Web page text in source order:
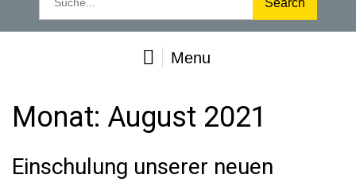
o
r
Menu
Monat: August 2021
Einschulung unserer neuen